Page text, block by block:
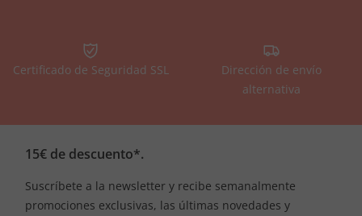
Certificado de Seguridad SSL
Dirección de envío
alternativa
15€ de descuento*.
Suscríbete a la newsletter y recibe semanalmente
promociones exclusivas, las últimas novedades y